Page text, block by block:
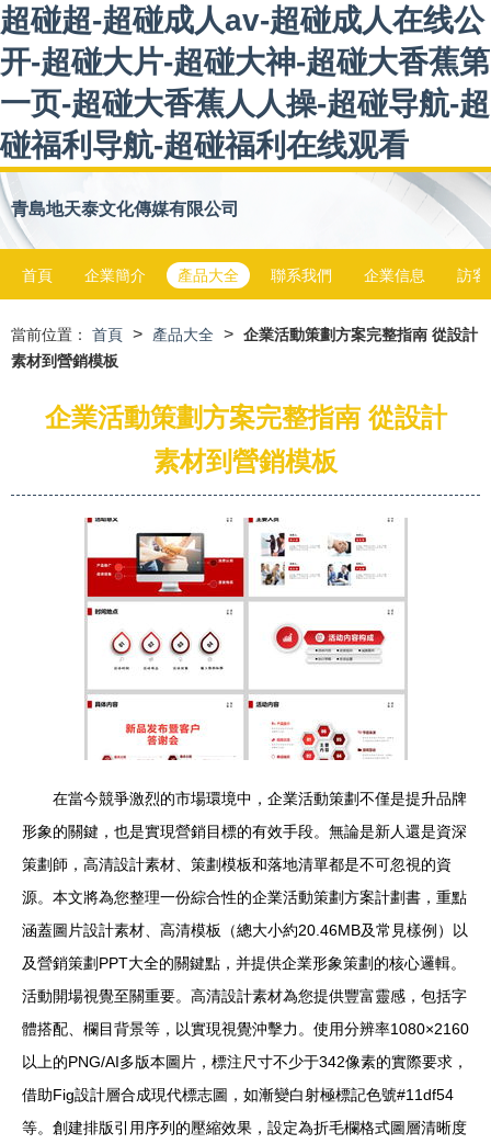
超碰超-超碰成人av-超碰成人在线公
开-超碰大片-超碰大神-超碰大香蕉第
一页-超碰大香蕉人人操-超碰导航-超
碰福利导航-超碰福利在线观看
青島地天泰文化傳媒有限公司
首頁 企業簡介 產品大全 聯系我們 企業信息 訪客
當前位置： 首頁 > 產品大全 > 企業活動策劃方案完整指南 從設計
素材到營銷模板
企業活動策劃方案完整指南 從設計
素材到營銷模板
在當今競爭激烈的市場環境中，企業活動策劃不僅是提升品牌
形象的關鍵，也是實現營銷目標的有效手段。無論是新人還是資深
策劃師，高清設計素材、策劃模板和落地清單都是不可忽視的資
源。本文將為您整理一份綜合性的企業活動策劃方案計劃書，重點
涵蓋圖片設計素材、高清模板（總大小約20.46MB及常見樣例）以
及營銷策劃PPT大全的關鍵點，并提供企業形象策劃的核心邏輯。
活動開場視覺至關重要。高清設計素材為您提供豐富靈感，包括字
體搭配、欄目背景等，以實現視覺沖擊力。使用分辨率1080×2160
以上的PNG/AI多版本圖片，標注尺寸不少于342像素的實際要求，
借助Fig設計層合成現代標志圖，如漸變白射極標記色號#11df54
等。創建排版引用序列的壓縮效果，設定為折毛欄格式圖層清晰度